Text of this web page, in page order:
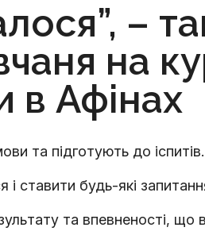
–
на
в Афінах
та підготують до іспитів.
ставити будь-які
та впевненості, що